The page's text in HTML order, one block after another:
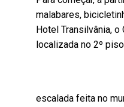
malabares,
Hotel Transilvânia,
localizada no 2º
escalada feita no